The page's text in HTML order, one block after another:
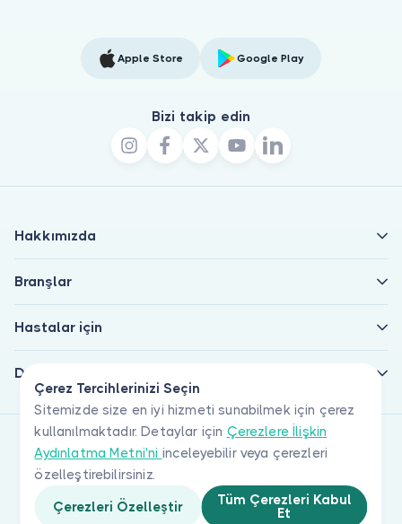
Çerez Tercihlerinizi Seçin
Sitemizde size en iyi hizmeti sunabilmek için çerez
kullanılmaktadır. Detaylar için Çerezlere İlişkin
Aydınlatma Metni'ni inceleyebilir veya çerezleri
özelleştirebilirsiniz.
Çerezleri Özelleştir
Tüm Çerezleri Kabul
Et
Apple Store Google Play
Bizi takip edin
Hakkımızda
Branşlar
Hastalar için
Doktorlar için